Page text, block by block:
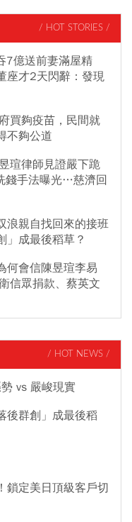
/ HOT STORIES /
7億送前妻滿屋精
座才2天閃辭：發現
買夠疫苗，民間就
不夠公道
瑄律師見證嚴下跪
錢手法曝光…慈濟回
浪親自找回來的接班
」成最後稻草？
何會信陳昱瑄李易
信眾捐款、蔡英文
/ HOT NEWS /
vs 嚴峻現實
後群創」成最後稻
鎖定美日頂級客戶切